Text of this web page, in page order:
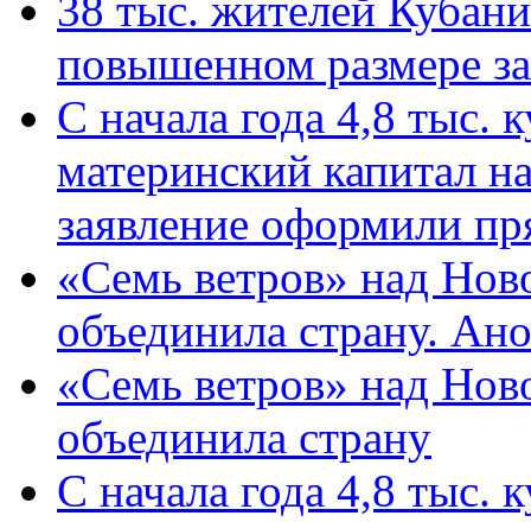
повышенном размере
С начала года 4,8 тыс.
материнский капитал
заявление оформили
«Семь ветров» над
объединила страну.
«Семь ветров» над
объединила страну
С начала года 4,8 тыс.